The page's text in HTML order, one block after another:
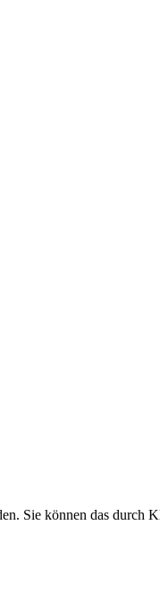
Sie können das durch